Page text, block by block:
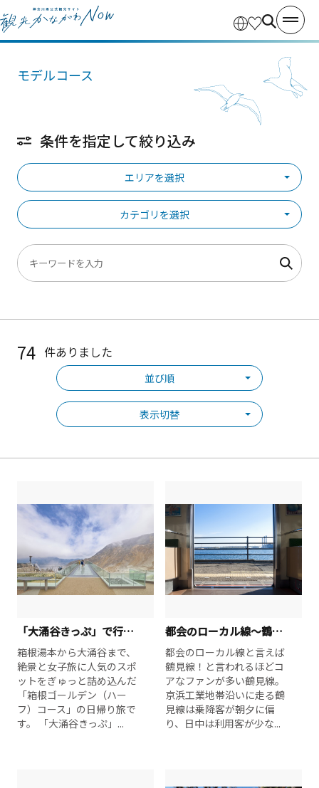
モデルコース
条件を指定して絞り込み
エリアを選択
カテゴリを選択
74 件ありました
並び順
表示切替
「大涌谷きっぷ」で行く、箱根日帰り女子旅
箱根湯本から大涌谷まで、
絶景と女子旅に人気のスポ
ットをぎゅっと詰め込んだ
「箱根ゴールデン（ハー
フ）コース」の日帰り旅で
す。 「大涌谷きっぷ」...
都会のローカル線～鶴見線探訪～
都会のローカル線と言えば
鶴見線！と言われるほどコ
アなファンが多い鶴見線。
京浜工業地帯沿いに走る鶴
見線は乗降客が朝夕に偏
り、日中は利用客が少な...